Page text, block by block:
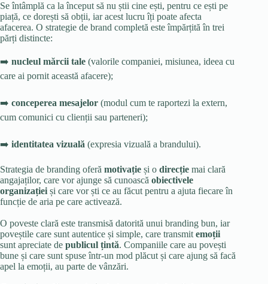
Se întâmplă ca la început să nu știi cine ești, pentru ce ești pe
piață, ce dorești să obții, iar acest lucru îți poate afecta
afacerea. O strategie de brand completă este împărțită în trei
părți distincte:
➡️ nucleul mărcii tale (valorile companiei, misiunea, ideea cu
care ai pornit această afacere);
➡️ conceperea mesajelor (modul cum te raportezi la extern,
cum comunici cu clienții sau parteneri);
➡️ identitatea vizuală (expresia vizuală a brandului).
Strategia de branding oferă motivație și o direcție mai clară
angajaților, care vor ajunge să cunoască obiectivele
organizației și care vor ști ce au făcut pentru a ajuta fiecare în
funcție de aria pe care activează.
O poveste clară este transmisă datorită unui branding bun, iar
poveștile care sunt autentice și simple, care transmit emoții
sunt apreciate de publicul țintă. Companiile care au povești
bune și care sunt spuse într-un mod plăcut și care ajung să facă
apel la emoții, au parte de vânzări.